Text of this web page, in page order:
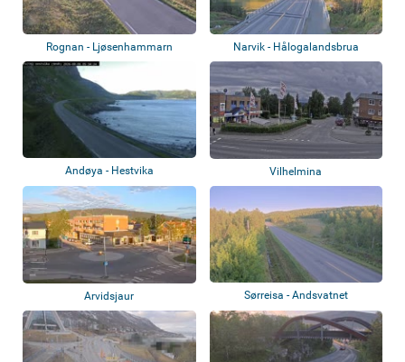
Rognan - Ljøsenhammarn Narvik - Hålogalandsbrua
Andøya - Hestvika Vilhelmina
Arvidsjaur Sørreisa - Andsvatnet